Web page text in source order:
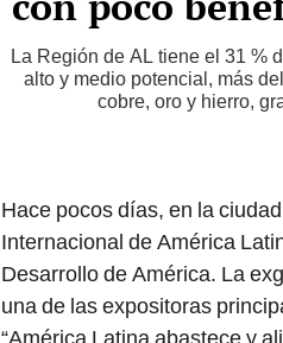
La Región de AL tiene el 31 %
alto y medio potencial, más
cobre, oro y hierro,
Hace pocos días, en la
Internacional de América
Desarrollo de América. La
una de las expositoras
“América Latina abastece y